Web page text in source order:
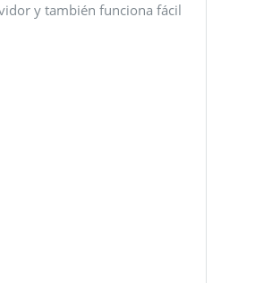
y también funciona fácil